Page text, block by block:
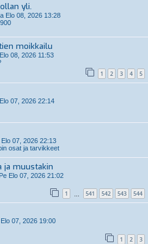
yli.
Elo 08, 2026 13:28
moikkailu
08, 2026 11:53
1 2 3 4 5
07, 2026 22:14
Elo 07, 2026 22:13
osat ja tarvikkeet
ja muustakin
Pe Elo 07, 2026 21:02
1 541 542 543 544
Elo 07, 2026 19:00
1 2 3